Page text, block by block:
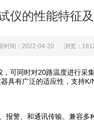
仪的性能特征
时间：2022-04-20 浏览：
可同时对20路温度进行采
具有广泛的适应性，支持
警、和通讯传输。兼容多